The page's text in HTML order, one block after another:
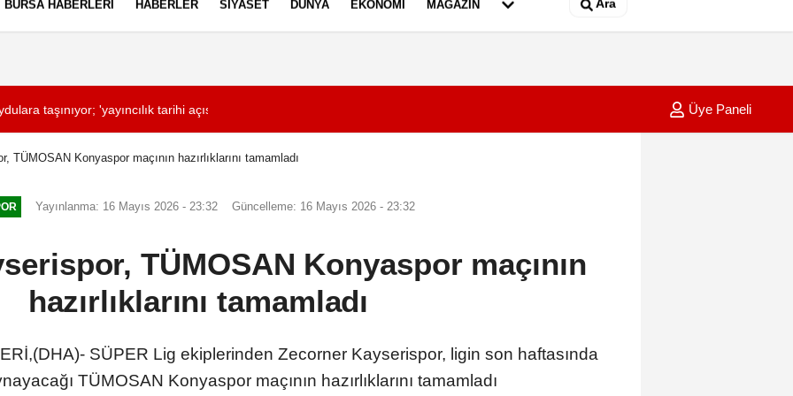
BURSA HABERLERI HABERLER SIYASET DÜNYA EKONOMI MAGAZIN Ara
açısından önemli bir dönemeç'
09:25 Sultangazi TEM Otoyolu'nda 10 aracın karıştığı zincirleme kaza- 1 Devrilen motosikletin sürücü,
Üye Paneli
TÜMOSAN Konyaspor maçının hazırlıklarını tamamladı
Yayınlanma: 16 Mayıs 2026 - 23:32 Güncelleme: 16 Mayıs 2026 - 23:32
TÜMOSAN Konyaspor maçının
hazırlıklarını tamamladı
SÜPER Lig ekiplerinden Zecorner Kayserispor, ligin son haftasında
TÜMOSAN Konyaspor maçının hazırlıklarını tamamladı